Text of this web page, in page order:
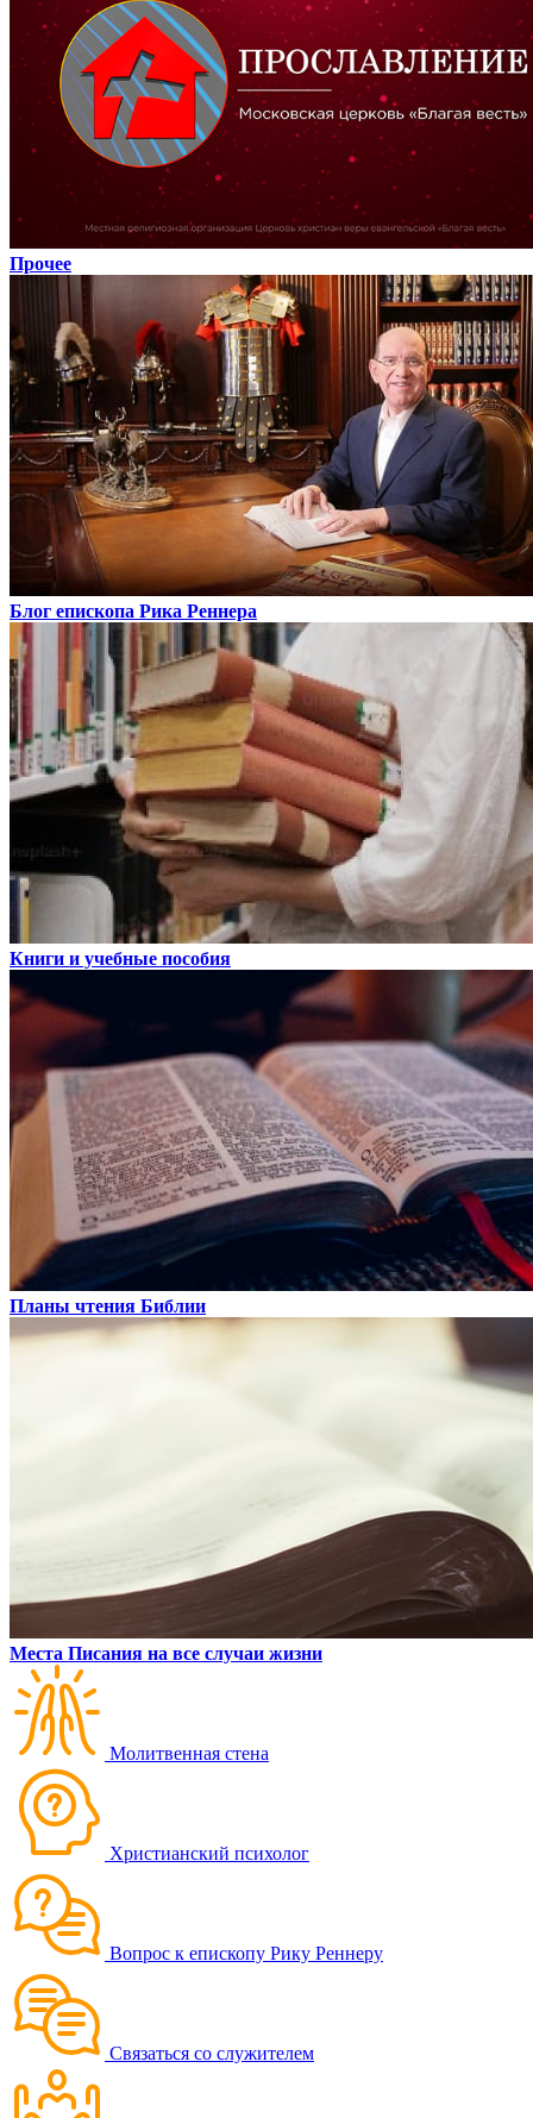
Прочее
Блог епископа Рика Реннера
Книги и учебные пособия
Планы чтения Библии
Места Писания на все случаи жизни
Молитвенная стена
Христианский психолог
Вопрос к епископу Рику Реннеру
Связаться со служителем